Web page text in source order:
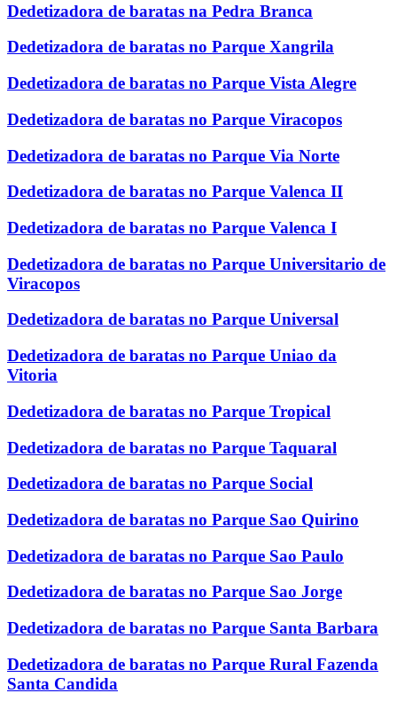
Dedetizadora de baratas na Pedra Branca
Dedetizadora de baratas no Parque Xangrila
Dedetizadora de baratas no Parque Vista Alegre
Dedetizadora de baratas no Parque Viracopos
Dedetizadora de baratas no Parque Via Norte
Dedetizadora de baratas no Parque Valenca II
Dedetizadora de baratas no Parque Valenca I
Dedetizadora de baratas no Parque Universitario de
Viracopos
Dedetizadora de baratas no Parque Universal
Dedetizadora de baratas no Parque Uniao da
Vitoria
Dedetizadora de baratas no Parque Tropical
Dedetizadora de baratas no Parque Taquaral
Dedetizadora de baratas no Parque Social
Dedetizadora de baratas no Parque Sao Quirino
Dedetizadora de baratas no Parque Sao Paulo
Dedetizadora de baratas no Parque Sao Jorge
Dedetizadora de baratas no Parque Santa Barbara
Dedetizadora de baratas no Parque Rural Fazenda
Santa Candida